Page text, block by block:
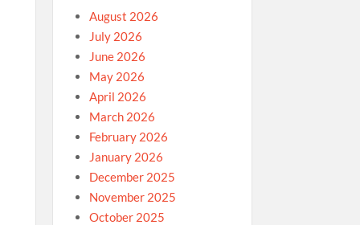
August 2026
July 2026
June 2026
May 2026
April 2026
March 2026
February 2026
January 2026
December 2025
November 2025
October 2025